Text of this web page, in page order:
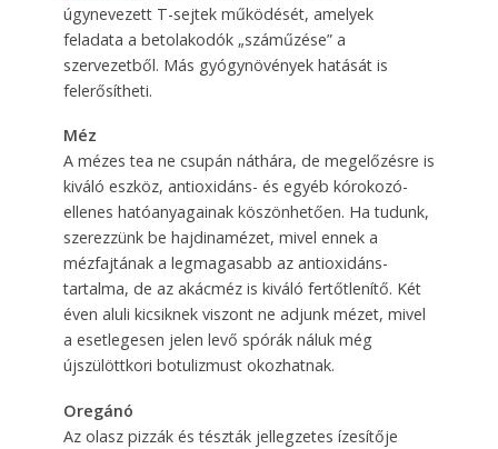
úgynevezett T-sejtek működését, amelyek
feladata a betolakodók „száműzése” a
szervezetből. Más gyógynövények hatását is
felerősítheti.
Méz
A mézes tea ne csupán náthára, de megelőzésre is
kiváló eszköz, antioxidáns- és egyéb kórokozó-
ellenes hatóanyagainak köszönhetően. Ha tudunk,
szerezzünk be hajdinamézet, mivel ennek a
mézfajtának a legmagasabb az antioxidáns-
tartalma, de az akácméz is kiváló fertőtlenítő. Két
éven aluli kicsiknek viszont ne adjunk mézet, mivel
a esetlegesen jelen levő spórák náluk még
újszülöttkori botulizmust okozhatnak.
Oregánó
Az olasz pizzák és tészták jellegzetes ízesítője